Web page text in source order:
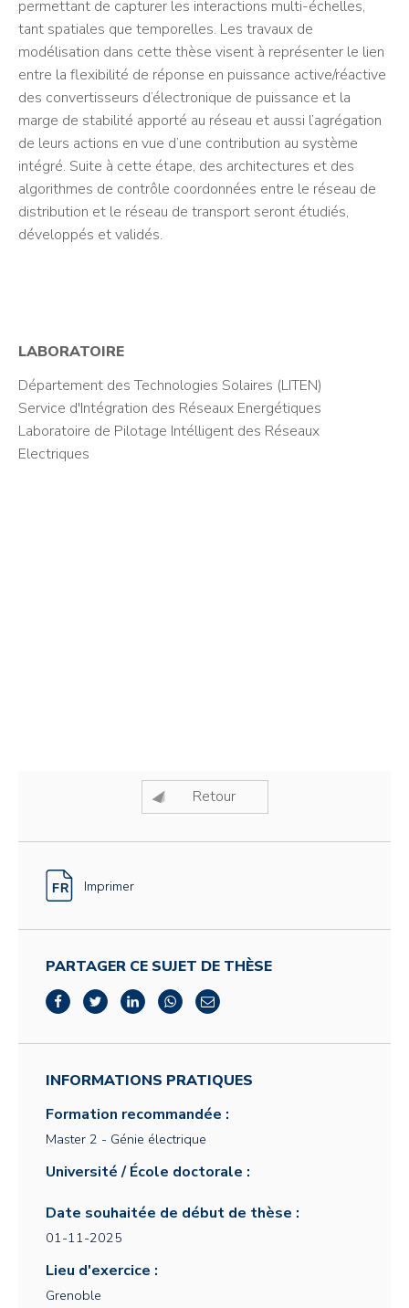
permettant de capturer les interactions multi-échelles,
tant spatiales que temporelles. Les travaux de
modélisation dans cette thèse visent à représenter le lien
entre la flexibilité de réponse en puissance active/réactive
des convertisseurs d’électronique de puissance et la
marge de stabilité apporté au réseau et aussi l’agrégation
de leurs actions en vue d’une contribution au système
intégré. Suite à cette étape, des architectures et des
algorithmes de contrôle coordonnées entre le réseau de
distribution et le réseau de transport seront étudiés,
développés et validés.
LABORATOIRE
Département des Technologies Solaires (LITEN)
Service d'Intégration des Réseaux Energétiques
Laboratoire de Pilotage Intélligent des Réseaux
Electriques
Retour
Imprimer
PARTAGER CE SUJET DE THÈSE
INFORMATIONS PRATIQUES
Formation recommandée :
Master 2 - Génie électrique
Université / École doctorale :
Date souhaitée de début de thèse :
01-11-2025
Lieu d'exercice :
Grenoble